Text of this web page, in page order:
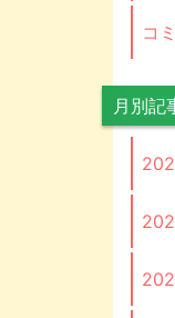
コ
月別記